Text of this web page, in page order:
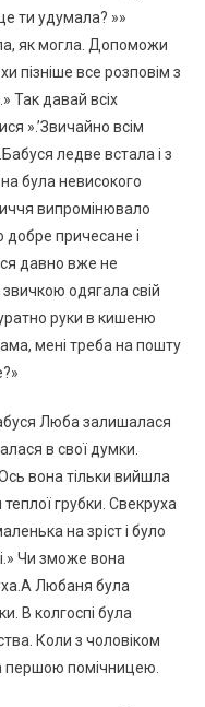
ти удумала? »»
як могла. Допоможи
пізніше все розповім з
Так давай всіх
».’Звичайно всім
ледве встала і з
була невисокого
випромінювало
добре причесане і
давно вже не
одягала свій
руки в кишеню
мені треба на пошту
Люба залишалася
в свої думки.
вона тільки вийшла
грубки. Свекруха
на зріст і було
Чи зможе вона
Любаня була
В колгоспі була
Коли з чоловіком
першою помічницею.